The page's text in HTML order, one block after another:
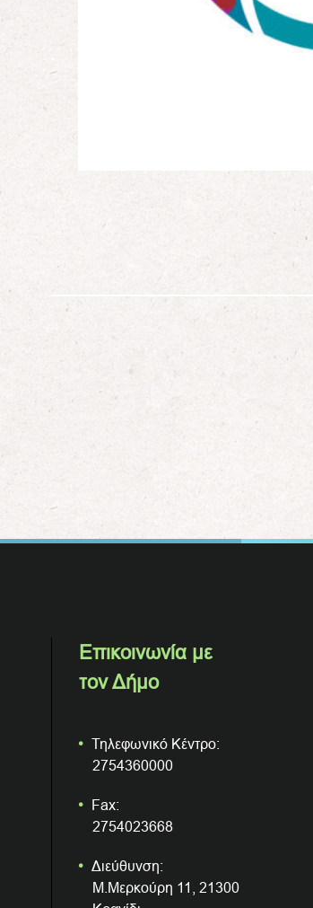
Επικοινωνία με
τον Δήμο
Τηλεφωνικό Κέντρο:
2754360000
Fax:
2754023668
Διεύθυνση:
Μ.Μερκούρη 11, 21300